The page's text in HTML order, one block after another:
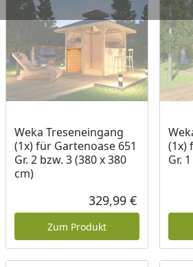
Weka Treseneingang
(1x) für Gartenoase 651
Gr. 2 bzw. 3 (380 x 380
cm)
Aktueller
329,99 €
Zum Produkt
(1x)
Gr.